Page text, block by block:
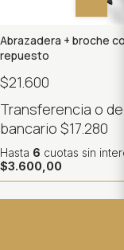
Abrazadera + broche
repuesto
$21.600
Transferencia o
bancario$17.280
Hasta 6 cuotas sin
$3.600,00